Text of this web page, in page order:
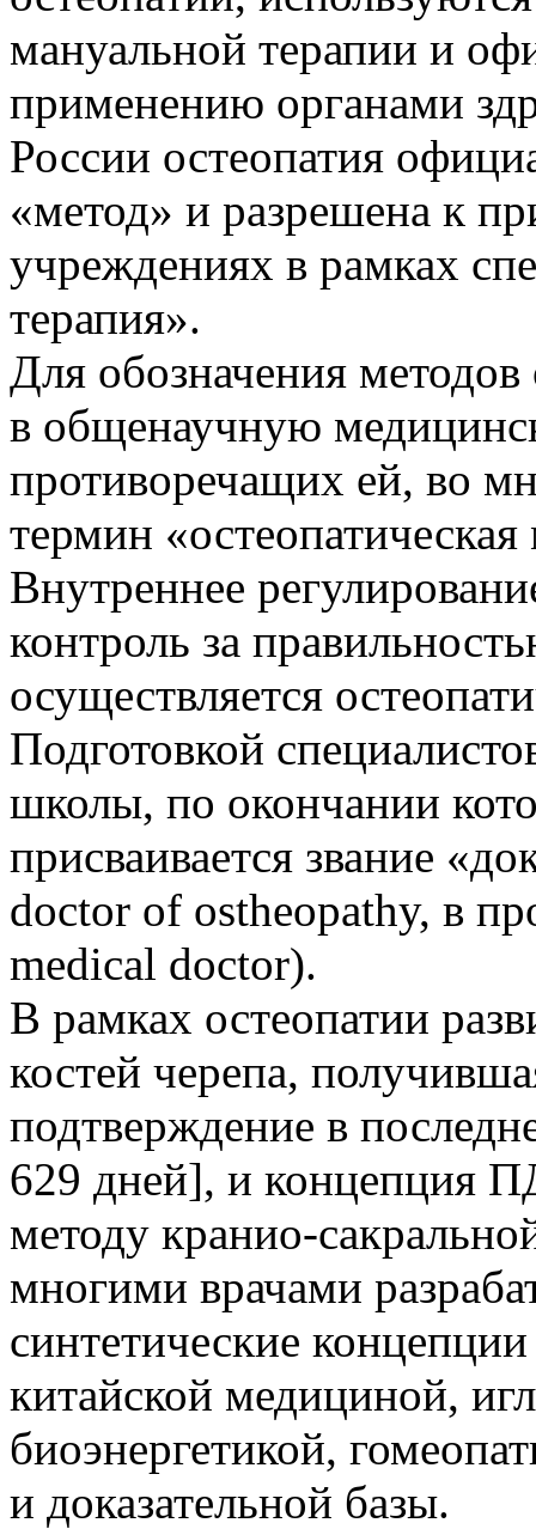
мануальной терапии и
применению органами
России остеопатия
«метод» и разрешена к
учреждениях в рамках
терапия».
Для обозначения
в общенаучную
противоречащих ей, во
термин
Внутреннее
контроль за
осуществляется
Подготовкой
школы, по окончании
присваивается звание
doctor of ostheopathy, в
medical doctor).
В рамках остеопатии
костей черепа,
подтверждение в
629 дней], и концепция
методу кранио-
многими врачами
синтетические
китайской медициной,
биоэнергетикой,
и доказательной базы.